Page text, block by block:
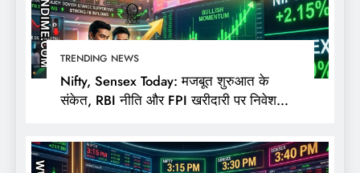
TRENDING NEWS
Nifty, Sensex Today: मजबूत शुरुआत के
संकेत, RBI नीति और FPI खरीदारी पर निवेशकों